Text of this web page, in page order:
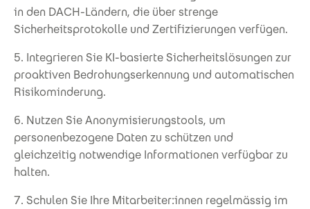
in den DACH-Ländern, die über strenge
Sicherheitsprotokolle und Zertifizierungen verfügen.
5. Integrieren Sie KI-basierte Sicherheitslösungen zur
proaktiven Bedrohungserkennung und automatischen
Risikominderung.
6. Nutzen Sie Anonymisierungstools, um
personenbezogene Daten zu schützen und
gleichzeitig notwendige Informationen verfügbar zu
halten.
7. Schulen Sie Ihre Mitarbeiter:innen regelmässig im